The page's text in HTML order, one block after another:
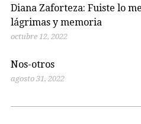
Diana Zaforteza: Fuiste lo
lágrimas y memoria
octubre 12, 2022
Nos-otros
agosto 31, 2022